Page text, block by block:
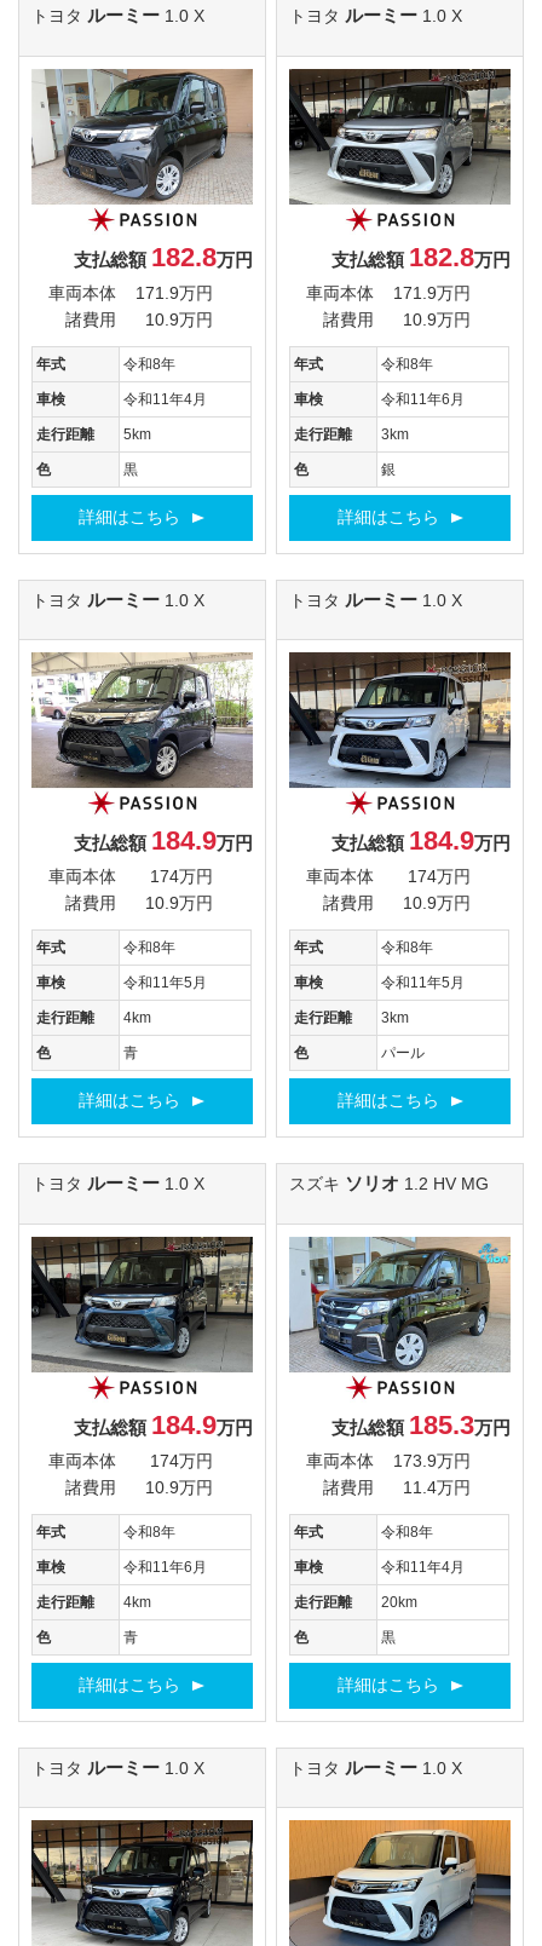
トヨタ ルーミー 1.0 X
支払総額 182.8万円
車両本体
171.9万円
諸費用
10.9万円
年式 令和8年
車検 令和11年4月
走行距離 5km
色 黒
詳細はこちら
トヨタ ルーミー 1.0 X
支払総額 182.8万円
車両本体
171.9万円
諸費用
10.9万円
年式 令和8年
車検 令和11年6月
走行距離 3km
色 銀
詳細はこちら
トヨタ ルーミー 1.0 X
支払総額 184.9万円
車両本体
174万円
諸費用
10.9万円
年式 令和8年
車検 令和11年5月
走行距離 4km
色 青
詳細はこちら
トヨタ ルーミー 1.0 X
支払総額 184.9万円
車両本体
174万円
諸費用
10.9万円
年式 令和8年
車検 令和11年5月
走行距離 3km
色 パール
詳細はこちら
トヨタ ルーミー 1.0 X
支払総額 184.9万円
車両本体
174万円
諸費用
10.9万円
年式 令和8年
車検 令和11年6月
走行距離 4km
色 青
詳細はこちら
スズキ ソリオ 1.2 HV MG
支払総額 185.3万円
車両本体
173.9万円
諸費用
11.4万円
年式 令和8年
車検 令和11年4月
走行距離 20km
色 黒
詳細はこちら
トヨタ ルーミー 1.0 X トヨタ ルーミー 1.0 X